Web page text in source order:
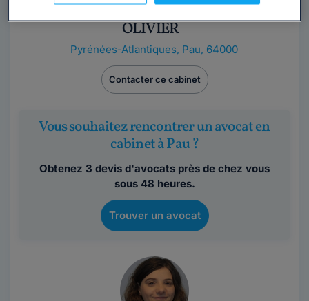
Cabinet AVOCAT À PAU HAMTAT
OLIVIER
Pyrénées-Atlantiques, Pau, 64000
Contacter ce cabinet
Vous souhaitez rencontrer un avocat en
cabinet à Pau ?
Obtenez 3 devis d'avocats près de chez vous
sous 48 heures.
Trouver un avocat